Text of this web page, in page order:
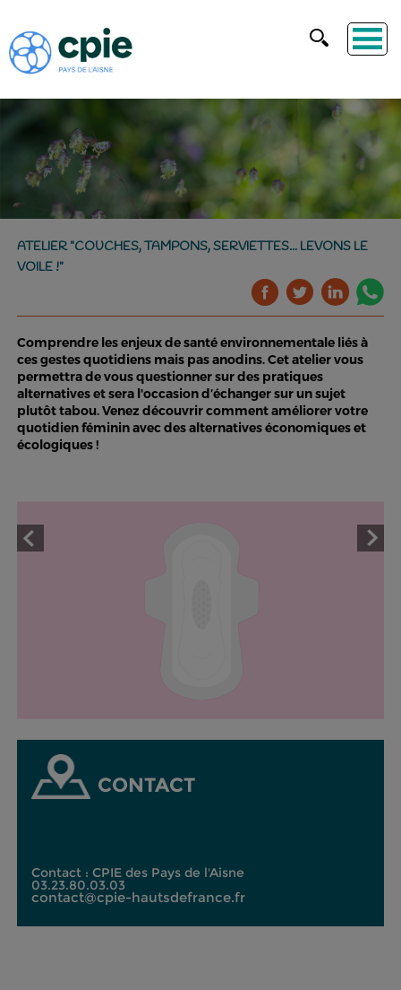
ATELIER "COUCHES, TAMPONS, SERVIETTES... LEVONS LE
VOILE !"
Comprendre les enjeux de santé environnementale liés à
ces gestes quotidiens mais pas anodins. Cet atelier vous
permettra de vous questionner sur des pratiques
alternatives et sera l'occasion d’échanger sur un sujet
plutôt tabou. Venez découvrir comment améliorer votre
quotidien féminin avec des alternatives économiques et
écologiques !
CONTACT
Contact : CPIE des Pays de l'Aisne
03.23.80.03.03
contact@cpie-hautsdefrance.fr